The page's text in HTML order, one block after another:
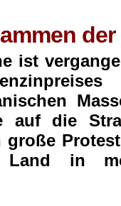
ist
auf die
große
Land in